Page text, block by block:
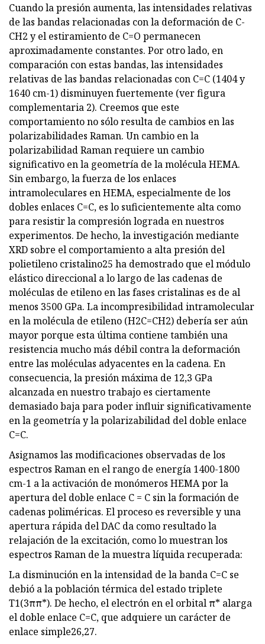
Cuando la presión aumenta, las intensidades relativas
de las bandas relacionadas con la deformación de C-
CH2 y el estiramiento de C=O permanecen
aproximadamente constantes. Por otro lado, en
comparación con estas bandas, las intensidades
relativas de las bandas relacionadas con C=C (1404 y
1640 cm-1) disminuyen fuertemente (ver figura
complementaria 2). Creemos que este
comportamiento no sólo resulta de cambios en las
polarizabilidades Raman. Un cambio en la
polarizabilidad Raman requiere un cambio
significativo en la geometría de la molécula HEMA.
Sin embargo, la fuerza de los enlaces
intramoleculares en HEMA, especialmente de los
dobles enlaces C=C, es lo suficientemente alta como
para resistir la compresión lograda en nuestros
experimentos. De hecho, la investigación mediante
XRD sobre el comportamiento a alta presión del
polietileno cristalino25 ha demostrado que el módulo
elástico direccional a lo largo de las cadenas de
moléculas de etileno en las fases cristalinas es de al
menos 3500 GPa. La incompresibilidad intramolecular
en la molécula de etileno (H2C=CH2) debería ser aún
mayor porque esta última contiene también una
resistencia mucho más débil contra la deformación
entre las moléculas adyacentes en la cadena. En
consecuencia, la presión máxima de 12,3 GPa
alcanzada en nuestro trabajo es ciertamente
demasiado baja para poder influir significativamente
en la geometría y la polarizabilidad del doble enlace
C=C.
Asignamos las modificaciones observadas de los
espectros Raman en el rango de energía 1400-1800
cm-1 a la activación de monómeros HEMA por la
apertura del doble enlace C = C sin la formación de
cadenas poliméricas. El proceso es reversible y una
apertura rápida del DAC da como resultado la
relajación de la excitación, como lo muestran los
espectros Raman de la muestra líquida recuperada:
La disminución en la intensidad de la banda C=C se
debió a la población térmica del estado triplete
T1(3ππ*). De hecho, el electrón en el orbital π* alarga
el doble enlace C=C, que adquiere un carácter de
enlace simple26,27.